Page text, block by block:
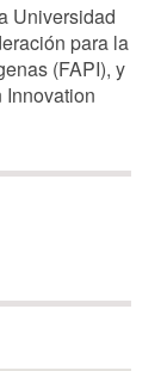
Universidad
para la
(FAPI), y